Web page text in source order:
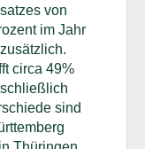
von
im Jahr
circa 49%
sind